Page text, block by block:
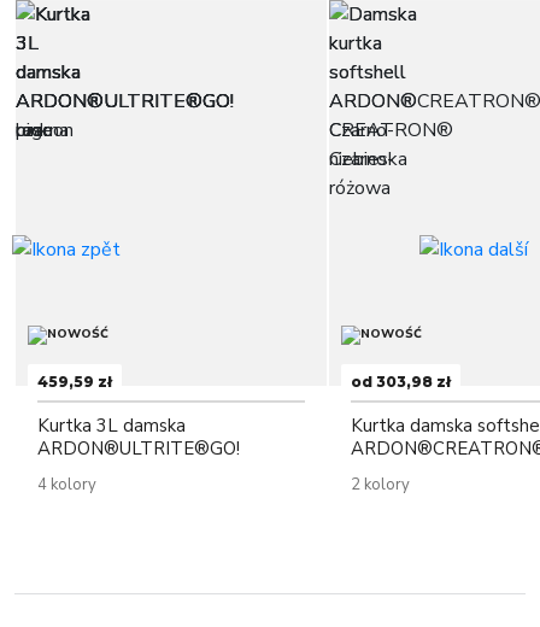
459,59 zł
Kurtka 3L damska
ARDON®ULTRITE®GO!
4 kolory
od 303,98 zł
Kurtka damska
2 kolory